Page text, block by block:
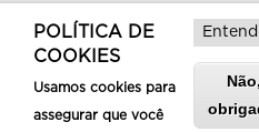
POLÍTICA DE
COOKIES
Usamos cookies para
assegurar que você
Não,